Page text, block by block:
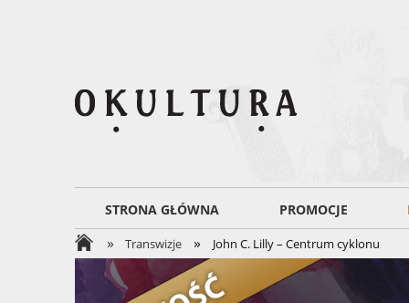
STRONA GŁÓWNA PROMOCJE
» Transwizje » John C. Lilly – Centrum cyklonu